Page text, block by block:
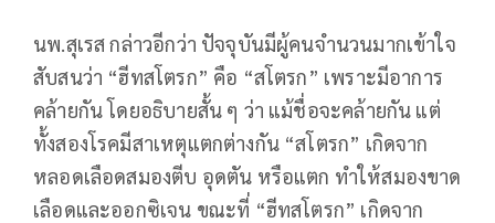
นพ.สุเรส กล่าวอีกว่า ปัจจุบันมีผู้คนจำนวนมากเข้าใจ
สับสนว่า “ฮีทสโตรก” คือ “สโตรก” เพราะมีอาการ
คล้ายกัน โดยอธิบายสั้น ๆ ว่า แม้ชื่อจะคล้ายกัน แต่
ทั้งสองโรคมีสาเหตุแตกต่างกัน “สโตรก” เกิดจาก
หลอดเลือดสมองตีบ อุดตัน หรือแตก ทำให้สมองขาด
เลือดและออกซิเจน ขณะที่ “ฮีทสโตรก” เกิดจาก